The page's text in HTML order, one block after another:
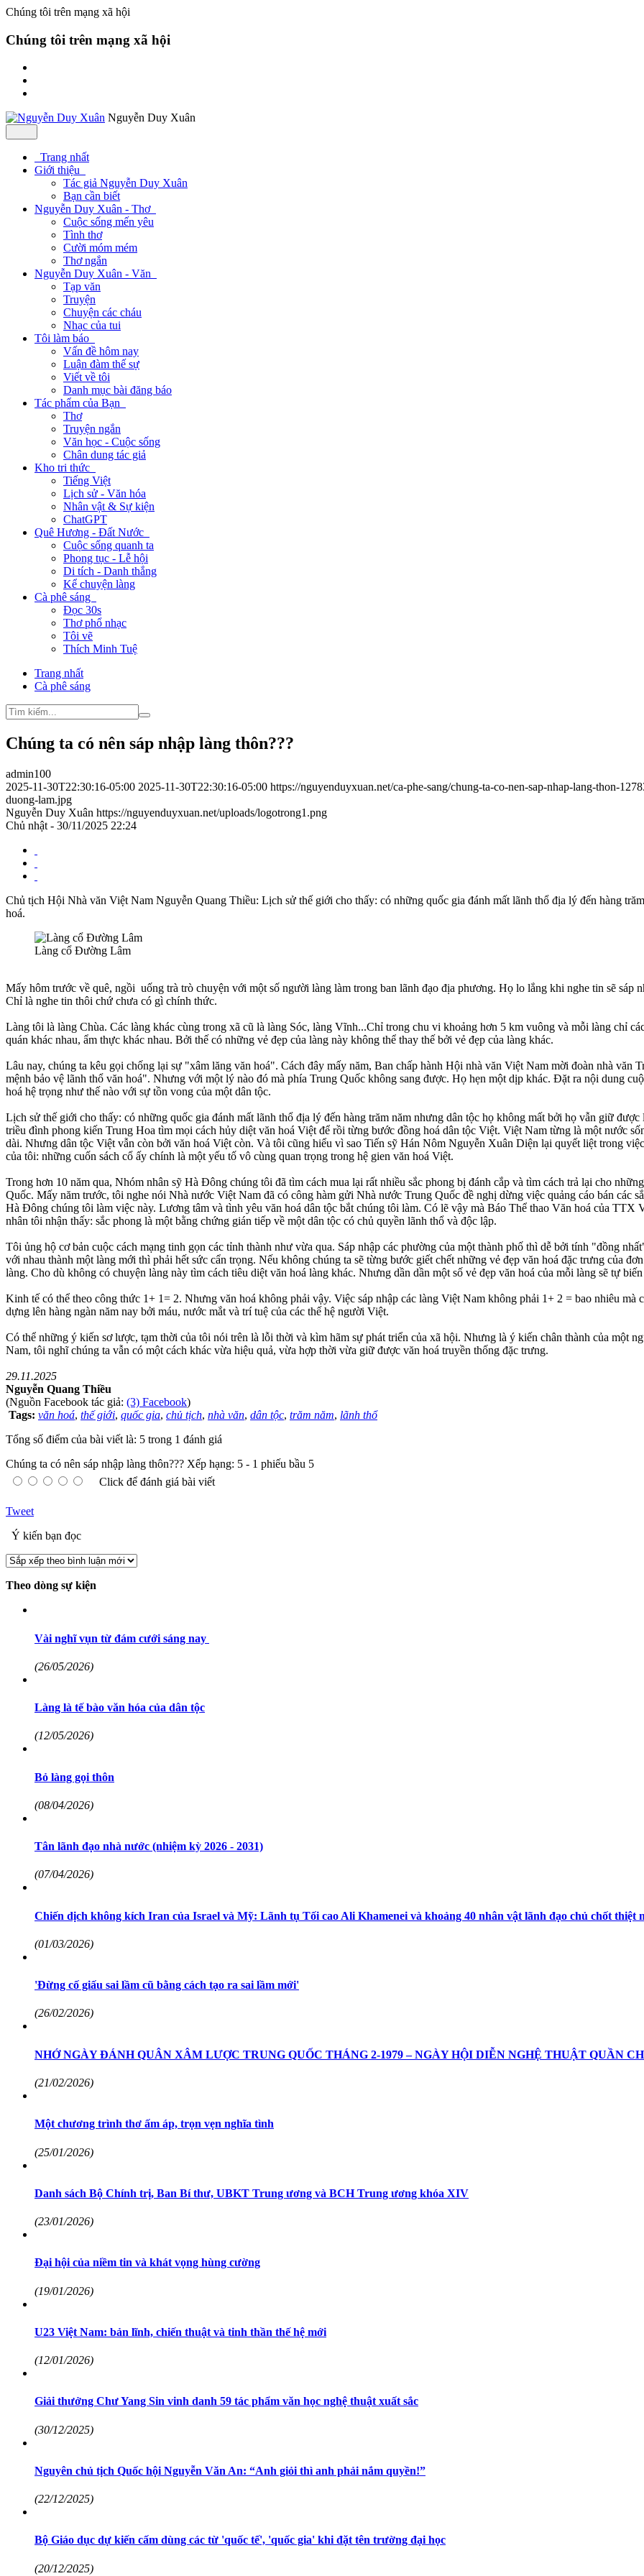
Chúng tôi trên mạng xã hội
Chúng tôi trên mạng xã hội
Nguyễn Duy Xuân
Trang nhất
Giới thiệu
Tác giả Nguyễn Duy Xuân
Bạn cần biết
Nguyễn Duy Xuân - Thơ
Cuộc sống mến yêu
Tình thơ
Cười móm mém
Thơ ngắn
Nguyễn Duy Xuân - Văn
Tạp văn
Truyện
Chuyện các cháu
Nhạc của tui
Tôi làm báo
Vấn đề hôm nay
Luận đàm thế sự
Viết về tôi
Danh mục bài đăng báo
Tác phẩm của Bạn
Thơ
Truyện ngắn
Văn học - Cuộc sống
Chân dung tác giả
Kho tri thức
Tiếng Việt
Lịch sử - Văn hóa
Nhân vật & Sự kiện
ChatGPT
Quê Hương - Đất Nước
Cuộc sống quanh ta
Phong tục - Lễ hội
Di tích - Danh thắng
Kể chuyện làng
Cà phê sáng
Đọc 30s
Thơ phổ nhạc
Tôi vẽ
Thích Minh Tuệ
Trang nhất
Cà phê sáng
Chúng ta có nên sáp nhập làng thôn???
admin100
2025-11-30T22:30:16-05:00 2025-11-30T22:30:16-05:00 https://nguyenduyxuan.net/ca-phe-sang/chung-ta-co-nen-sap-nhap-lang-thon-
duong-lam.jpg
Nguyễn Duy Xuân https://nguyenduyxuan.net/uploads/logotrong1.png
Chủ nhật - 30/11/2025 22:24
Chủ tịch Hội Nhà văn Việt Nam Nguyễn Quang Thiều: Lịch sử thế giới cho thấy: có những quốc gia đánh mất lãnh thổ địa lý đến hàng
hoá.
Làng cổ Đường Lâm
Mấy hôm trước về quê, ngồi uống trà trò chuyện với một số người làng làm trong ban lãnh đạo địa phương. Họ lo lắng khi nghe tin sẽ sáp
Chỉ là nghe tin thôi chứ chưa có gì chính thức.
Làng tôi là làng Chùa. Các làng khác cùng trong xã cũ là làng Sóc, làng Vĩnh...Chỉ trong chu vi khoảng hơn 5 km vuông và mỗi làng chỉ
quán khác nhau, ẩm thực khác nhau. Bởi thế có những vẻ đẹp của làng này không thể thay thế bởi vẻ đẹp của làng khác.
Lâu nay, chúng ta kêu gọi chống lại sự "xâm lăng văn hoá". Cách đây mấy năm, Ban chấp hành Hội nhà văn Việt Nam mời đoàn nhà
mệnh bảo vệ lãnh thổ văn hoá". Nhưng với một lý nào đó mà phía Trung Quốc không sang được. Họ hẹn một dịp khác. Đặt ra nội dung
hoá hệ trọng như thế nào với sự tồn vong của một dân tộc.
Lịch sử thế giới cho thấy: có những quốc gia đánh mất lãnh thổ địa lý đến hàng trăm năm nhưng dân tộc họ không mất bởi họ vẫn giữ
triều đình phong kiến Trung Hoa tìm mọi cách hủy diệt văn hoá Việt để rồi từng bước đồng hoá dân tộc Việt. Việt Nam từng là một nước
dài. Nhưng dân tộc Việt vẫn còn bởi văn hoá Việt còn. Và tôi cũng hiểu vì sao Tiến sỹ Hán Nôm Nguyễn Xuân Diện lại quyết liệt trong
của tôi: những cuốn sách cổ ấy chính là một yếu tố vô cùng quan trọng trong hệ gien văn hoá Việt.
Trong hơn 10 năm qua, Nhóm nhân sỹ Hà Đông chúng tôi đã tìm cách mua lại rất nhiều sắc phong bị đánh cắp và tìm cách trả lại cho
Quốc. Mấy năm trước, tôi nghe nói Nhà nước Việt Nam đã có công hàm gửi Nhà nước Trung Quốc đề nghị dừng việc quảng cáo bán các
Hà Đông chúng tôi làm việc này. Lương tâm và tình yêu văn hoá dân tộc bắt chúng tôi làm. Có lẽ vậy mà Báo Thể thao Văn hoá của
nhân tôi nhận thấy: sắc phong là một bằng chứng gián tiếp về một dân tộc có chủ quyền lãnh thổ và độc lập.
Tôi ủng hộ cơ bản cuộc cách mạng tinh gọn các tỉnh thành như vừa qua. Sáp nhập các phường của một thành phố thì dễ bởi tính "đồng
với nhau thành một làng mới thì phải hết sức cẩn trọng. Nếu không chúng ta sẽ từng bước giết chết những vẻ đẹp văn hoá đặc trưng của
làng. Cho dù không có chuyện làng này tìm cách tiêu diệt văn hoá làng khác. Nhưng dần dần một số vẻ đẹp văn hoá của mỗi làng sẽ tự
Kinh tế có thể theo công thức 1+ 1= 2. Nhưng văn hoá không phải vậy. Việc sáp nhập các làng Việt Nam không phải 1+ 2 = bao nhiêu
dựng lên hàng ngàn năm nay bởi máu, nước mắt và trí tuệ của các thế hệ người Việt.
Có thể những ý kiến sơ lược, tạm thời của tôi nói trên là lỗi thời và kìm hãm sự phát triển của xã hội. Nhưng là ý kiến chân thành của một
Nam, tôi nghĩ chúng ta vẫn có một cách khác vừa hiệu quả, vừa hợp thời vừa giữ được văn hoá truyền thống đặc trưng.
29.11.2025
Nguyễn Quang Thiều
(Nguồn Facebook tác giả: (3) Facebook)
Tags: văn hoá, thế giới, quốc gia, chủ tịch, nhà văn, dân tộc, trăm năm, lãnh thổ
Tổng số điểm của bài viết là: 5 trong 1 đánh giá
Chúng ta có nên sáp nhập làng thôn??? Xếp hạng: 5 - 1 phiếu bầu 5
Click để đánh giá bài viết
Tweet
Ý kiến bạn đọc
Theo dòng sự kiện
Vài nghĩ vụn từ đám cưới sáng nay
(26/05/2026)
Làng là tế bào văn hóa của dân tộc
(12/05/2026)
Bỏ làng gọi thôn
(08/04/2026)
Tân lãnh đạo nhà nước (nhiệm kỳ 2026 - 2031)
(07/04/2026)
Chiến dịch không kích Iran của Israel và Mỹ: Lãnh tụ Tối cao Ali Khamenei và khoảng 40 nhân vật lãnh đạo chủ chốt thiệt
(01/03/2026)
'Đừng cố giấu sai lầm cũ bằng cách tạo ra sai lầm mới'
(26/02/2026)
NHỚ NGÀY ĐÁNH QUÂN XÂM LƯỢC TRUNG QUỐC THÁNG 2-1979 – NGÀY HỘI DIỄN NGHỆ THUẬT QUẦN
(21/02/2026)
Một chương trình thơ ấm áp, trọn vẹn nghĩa tình
(25/01/2026)
Danh sách Bộ Chính trị, Ban Bí thư, UBKT Trung ương và BCH Trung ương khóa XIV
(23/01/2026)
Đại hội của niềm tin và khát vọng hùng cường
(19/01/2026)
U23 Việt Nam: bản lĩnh, chiến thuật và tinh thần thế hệ mới
(12/01/2026)
Giải thưởng Chư Yang Sin vinh danh 59 tác phẩm văn học nghệ thuật xuất sắc
(30/12/2025)
Nguyên chủ tịch Quốc hội Nguyễn Văn An: “Anh giỏi thì anh phải nắm quyền!”
(22/12/2025)
Bộ Giáo dục dự kiến cấm dùng các từ 'quốc tế', 'quốc gia' khi đặt tên trường đại học
(20/12/2025)